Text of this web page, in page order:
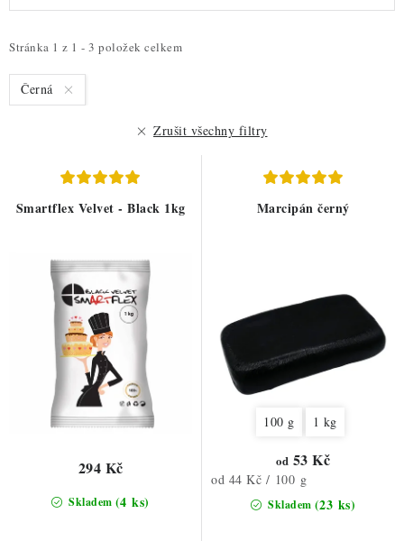
i
s
p
u
Stránka 1 z 1 - 3 položek celkem
e
n
í
d
Černá
Zrušit všechny filtry
Smartflex Velvet - Black 1kg
Skladem (4 ks)
294 Kč
Marcipán černý
100 g 1 kg
Skladem (23 ks)
od 53 Kč
Měrná
od 44 Kč / 100 g